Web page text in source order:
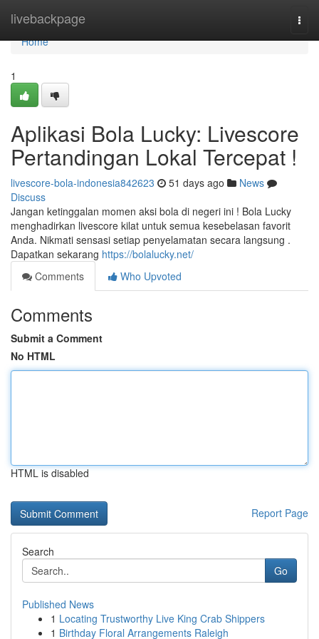
livebackpage
Home
Home
1
Aplikasi Bola Lucky: Livescore
Pertandingan Lokal Tercepat !
livescore-bola-indonesia842623 51 days ago
News
Discuss
Jangan ketinggalan momen aksi bola di negeri ini ! Bola Lucky
menghadirkan livescore kilat untuk semua kesebelasan favorit
Anda. Nikmati sensasi setiap penyelamatan secara langsung .
Dapatkan sekarang https://bolalucky.net/
Comments
Who Upvoted
Comments
Submit a Comment
No HTML
HTML is disabled
Report Page
Search
Go
Published News
1 Locating Trustworthy Live King Crab Shippers
1 Birthday Floral Arrangements Raleigh